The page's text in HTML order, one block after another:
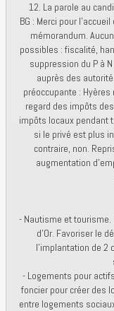
12. La parole au
BG : Merci pour
mémorandum.
possibles : fiscalité,
suppression du P à
auprès des
préoccupante : Hyères
regard des impôts
impôts locaux pendant
si le privé est plus
contraire, non.
augmentation
- Nautisme et
d'Or. Favoriser le
l'implantation de 2
- Logements pour
foncier pour créer des
entre logements